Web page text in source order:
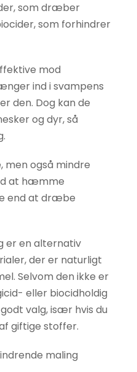
som dræber
som forhindrer
mod
ind i svampens
den. Dog kan de
og dyr, så
men også mindre
at hæmme
end at dræbe
er en alternativ
der er naturligt
Selvom den ikke er
eller biocidholdig
valg, især hvis du
giftige stoffer.
maling